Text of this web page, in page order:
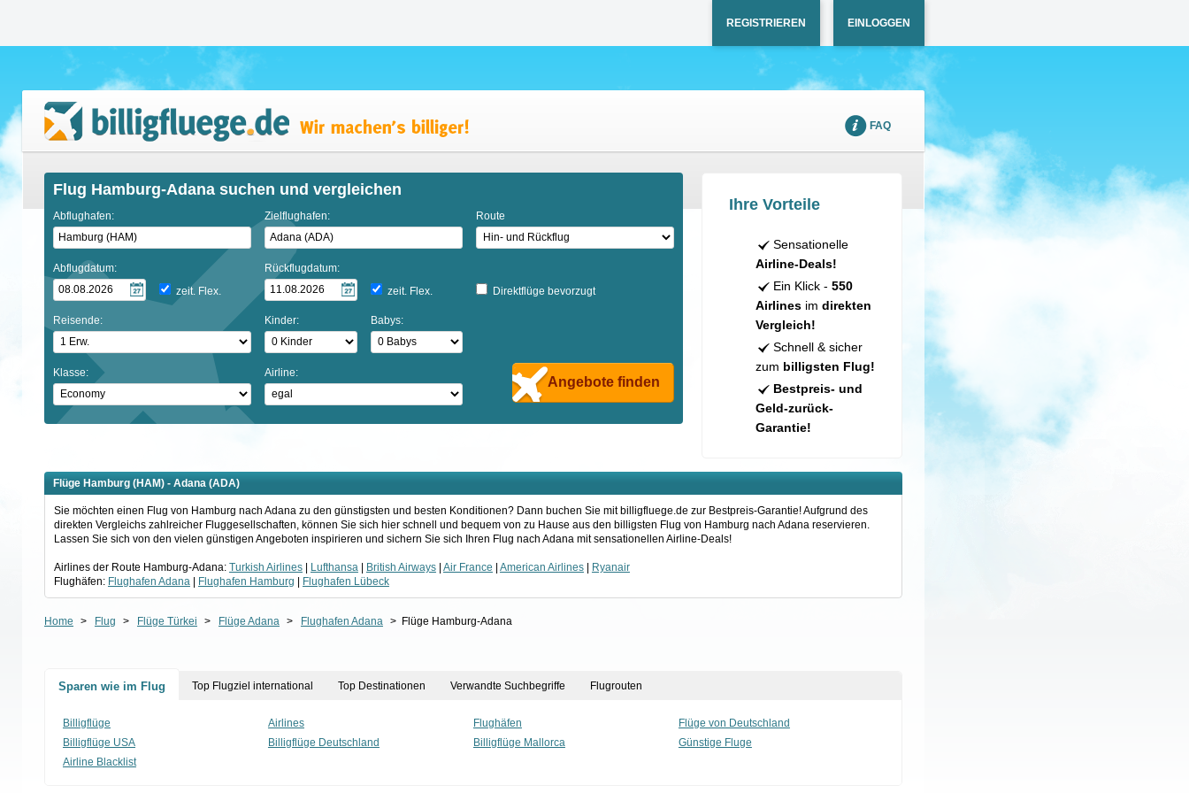
REGISTRIEREN EINLOGGEN
FAQ
Flug Hamburg-Adana suchen und vergleichen
Abflughafen: Zielflughafen: Route
Abflugdatum:
zeit. Flex.
Rückflugdatum:
zeit. Flex.
Direktflüge bevorzugt
Reisende: Kinder: Babys:
Klasse: Airline:
Angebote finden
Ihre Vorteile
Sensationelle
Airline-Deals!
Ein Klick - 550
Airlinesim direkten
Vergleich!
Schnell & sicher
zum billigsten Flug!
Bestpreis- und
Geld-zurück-
Garantie!
Flüge Hamburg (HAM) - Adana (ADA)
Sie möchten einen Flug von Hamburg nach Adana zu den günstigsten und besten Konditionen? Dann buchen Sie mit billigfluege.de zur Bestpreis-Garantie! Aufgrund des
direkten Vergleichs zahlreicher Fluggesellschaften, können Sie sich hier schnell und bequem von zu Hause aus den billigsten Flug von Hamburg nach Adana reservieren.
Lassen Sie sich von den vielen günstigen Angeboten inspirieren und sichern Sie sich Ihren Flug nach Adana mit sensationellen Airline-Deals!
Airlines der Route Hamburg-Adana: Turkish Airlines| Lufthansa| British Airways| Air France American Airlines|
Ryanair
Flughäfen: Flughafen Adana| Flughafen Hamburg Flughafen Lübeck
Home > Flug > Flüge Türkei > Flüge Adana > Flughafen Adana > Flüge Hamburg-Adana
Sparen wie im Flug Top Flugziel international Top Destinationen Verwandte Suchbegriffe Flugrouten
Billigflüge Airlines Flughäfen
Flüge von Deutschland
Billigflüge USA
Billigflüge Deutschland Billigflüge Mallorca
Günstige Fluge
Airline Blacklist